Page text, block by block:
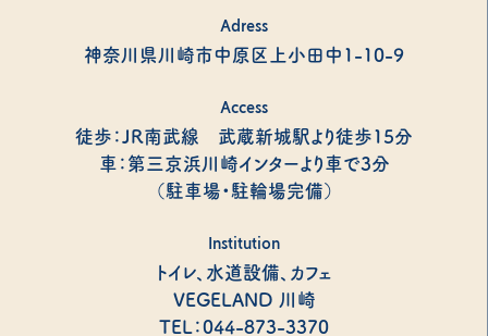
Adress
神奈川県川崎市中原区上小田中1-10-9
Access
徒歩：JR南武線 武蔵新城駅より徒歩15分
車：第三京浜川崎インターより車で3分
（駐車場・駐輪場完備）
Institution
トイレ、水道設備、カフェ
VEGELAND 川崎
TEL：044-873-3370